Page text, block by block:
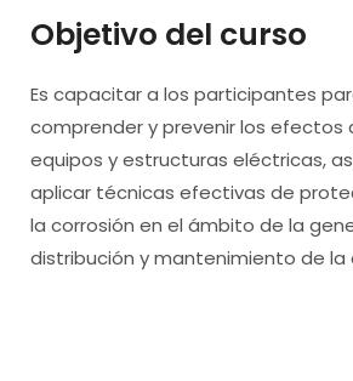
Objetivo del curso
Es capacitar a los participantes
comprender y prevenir los efectos
equipos y estructuras eléctricas,
aplicar técnicas efectivas de
la corrosión en el ámbito de la
distribución y mantenimiento de la